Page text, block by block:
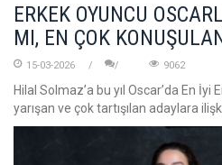
ERKEK OYUNCU
MI, EN ÇOK
15-03-2026 9062
Hilal Solmaz’a bu yıl Oscar’da En
yarışan ve çok tartışılan adaylara